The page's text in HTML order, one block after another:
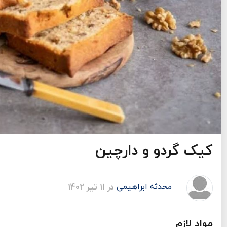
کیک گردو و دارچین
محدثه ابراهیمی در 11 تیر 1402
مواد لازم